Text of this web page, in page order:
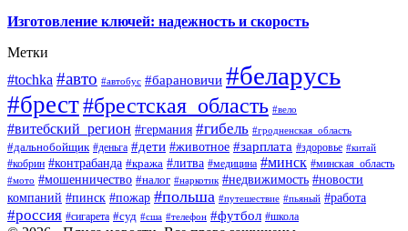
Изготовление ключей: надежность и скорость
Метки
#tochka #авто #автобус #барановичи #беларусь
#брест#брестская_область #вело
#витебский_регион #германия #гибель #гродненская_область
#дальнобойщик #деньга #дети #животное #зарплата #здоровье #китай
#кобрин #контрабанда #кража #литва #медицина #минск #минская_область
#мото #мошенничество #налог #наркотик #недвижимость #новости
компаний #пинск #пожар #польша #путешествие #пьяный #работа
#россия #сигарета #суд #сша #телефон #футбол #школа